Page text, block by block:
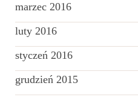
marzec 2016
luty 2016
styczeń 2016
grudzień 2015